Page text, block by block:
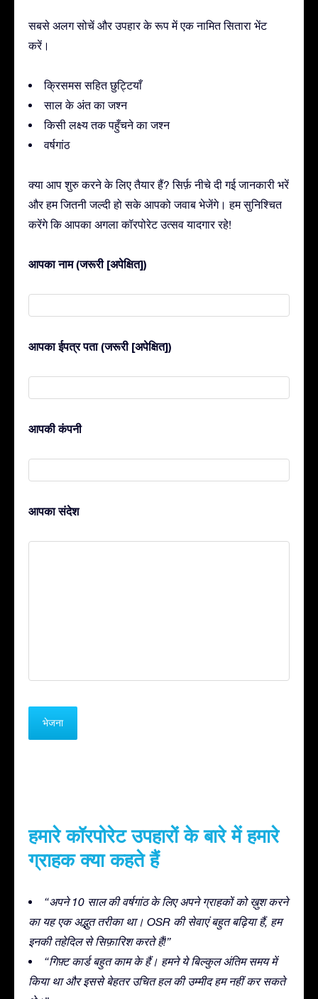
सबसे अलग सोचें और उपहार के रूप में एक नामित सितारा भेंट
करें।
क्रिसमस सहित छुट्टियाँ
साल के अंत का जश्न
किसी लक्ष्य तक पहुँचने का जश्न
वर्षगांठ
क्या आप शुरु करने के लिए तैयार हैं? सिर्फ़ नीचे दी गई जानकारी भरें
और हम जितनी जल्दी हो सके आपको जवाब भेजेंगे। हम सुनिश्चित
करेंगे कि आपका अगला कॉरपोरेट उत्सव यादगार रहे!
आपका नाम (जरूरी [अपेक्षित])
आपका ईपत्र पता (जरूरी [अपेक्षित])
आपकी कंपनी
आपका संदेश
हमारे कॉरपोरेट उपहारों के बारे में हमारे
ग्राहक क्या कहते हैं
“अपने 10 साल की वर्षगांठ के लिए अपने ग्राहकों को ख़ुश करने
का यह एक अद्भुत तरीका था। OSR की सेवाएं बहुत बढ़िया हैं, हम
इनकी तहेदिल से सिफ़ारिश करते हैं!”
“गिफ़्ट कार्ड बहुत काम के हैं। हमने ये बिल्कुल अंतिम समय में
किया था और इससे बेहतर उचित हल की उम्मीद हम नहीं कर सकते